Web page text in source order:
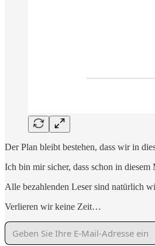
Der Plan bleibt bestehen, dass wir in
Ich bin mir sicher, dass schon in
Alle bezahlenden Leser sind natürlich
Verlieren wir keine Zeit…